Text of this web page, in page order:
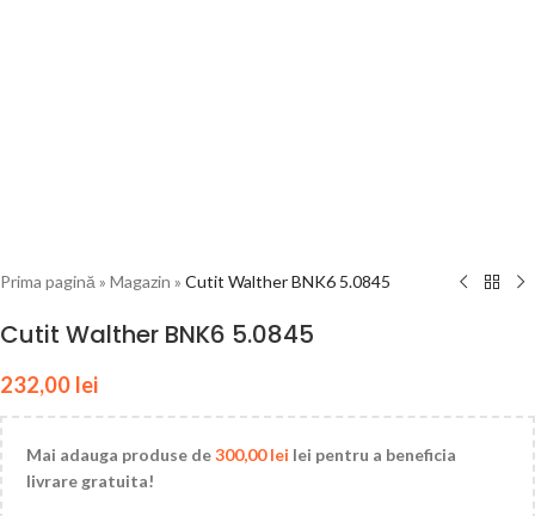
Prima pagină » Magazin » Cutit Walther BNK6 5.0845
Cutit Walther BNK6 5.0845
232,00 lei
Mai adauga produse de300,00lei lei pentru a beneficia
livrare gratuita!